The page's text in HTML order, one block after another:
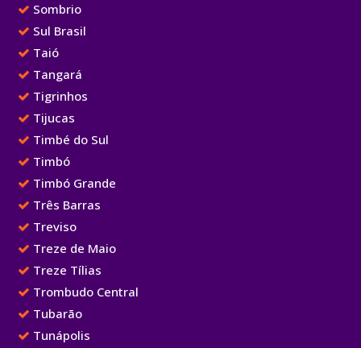
Sombrio
Sul Brasil
Taió
Tangará
Tigrinhos
Tijucas
Timbé do Sul
Timbó
Timbó Grande
Três Barras
Treviso
Treze de Maio
Treze Tílias
Trombudo Central
Tubarão
Tunápolis